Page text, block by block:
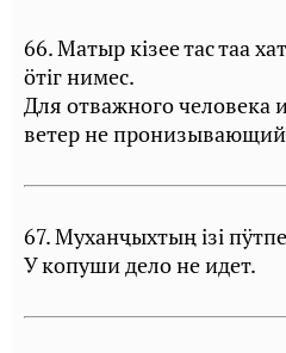
66. Матыр кiзее тас таа
öтiг нимес.
Для отважного человека
ветер не
67. Муханҷыхтың iзi
У копуши дело не идет.